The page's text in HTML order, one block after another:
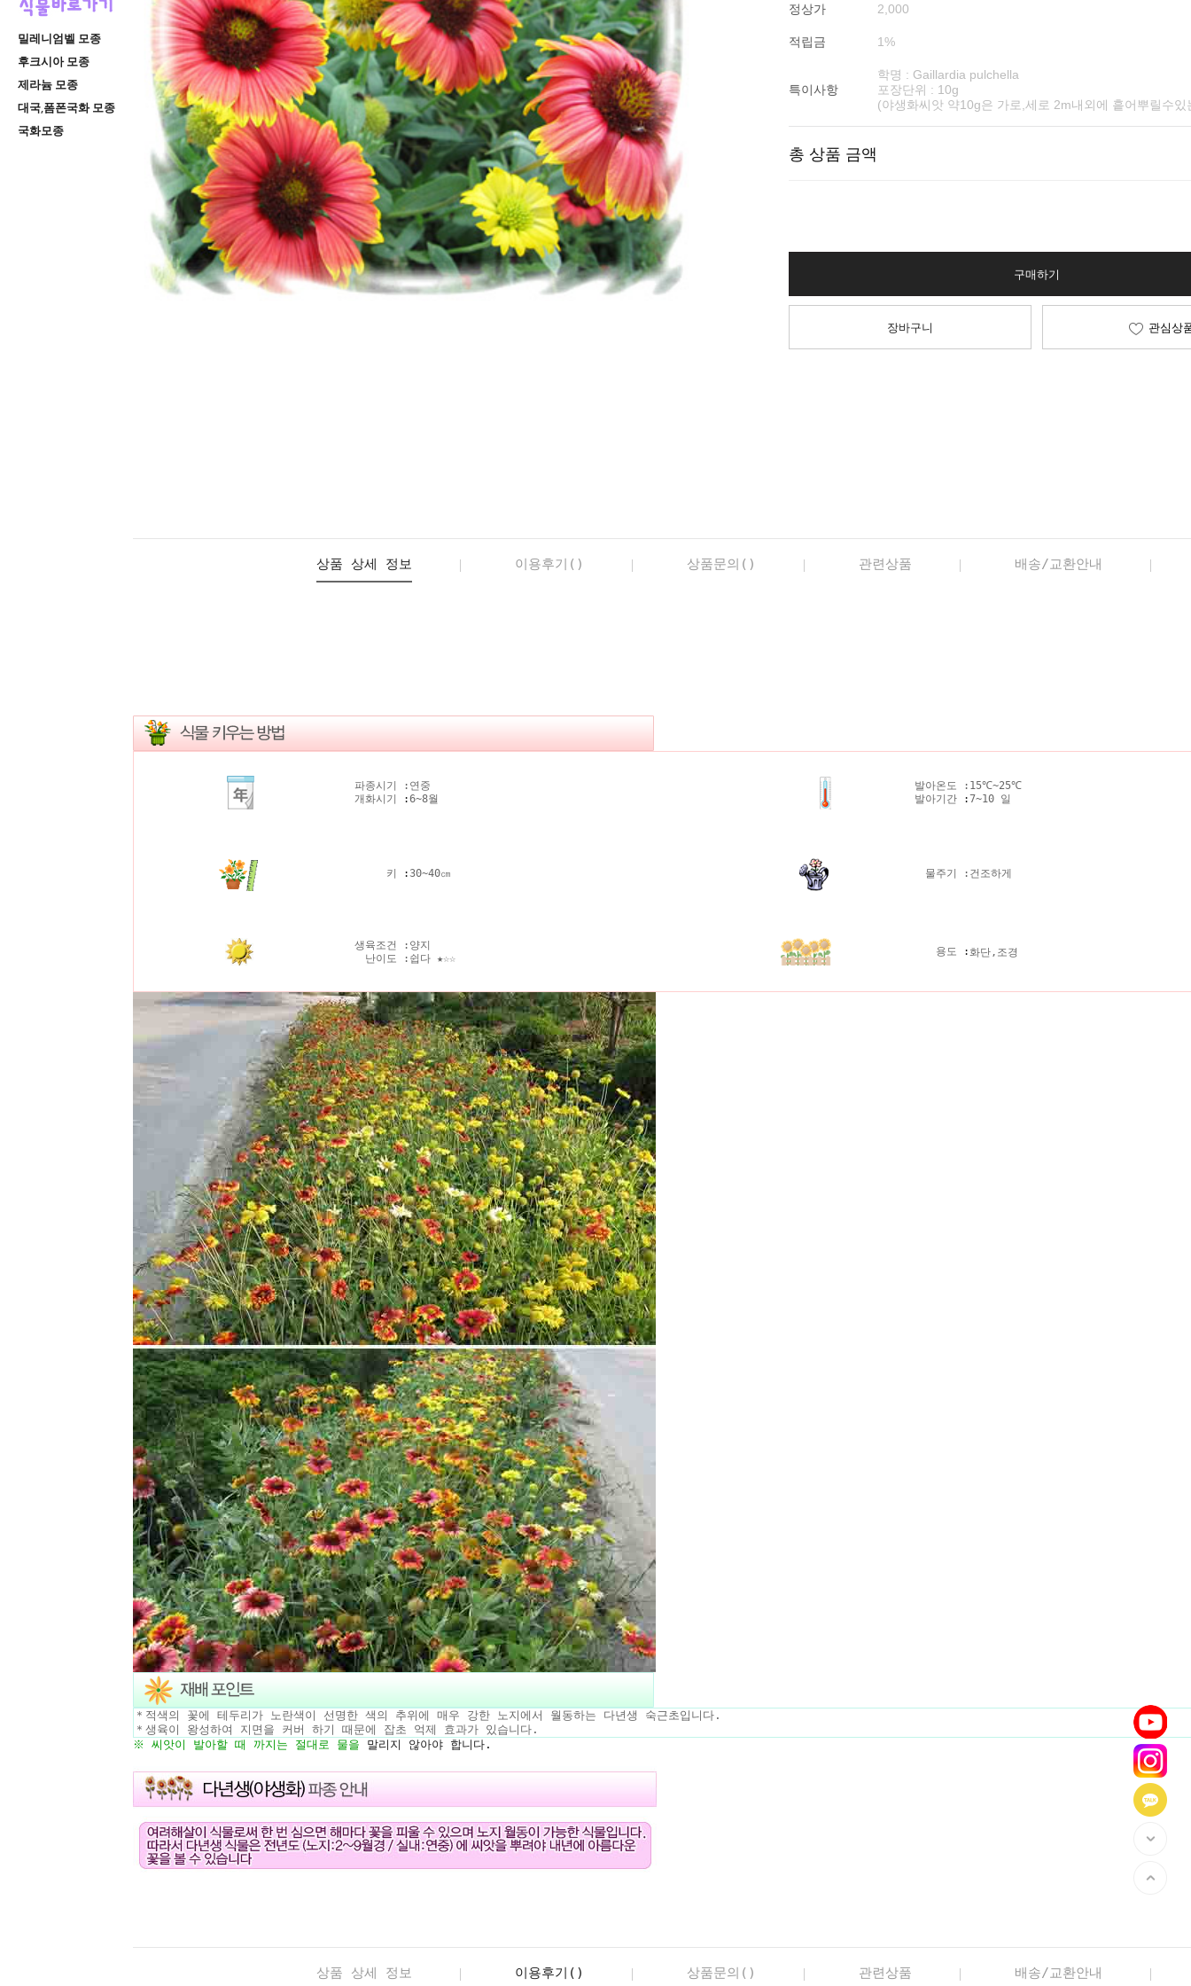
밀레니엄벨 모종
후크시아 모종
제라늄 모종
대국,폼폰국화 모종
국화모종
정상가 2,000
적립금 1%
특이사항
학명 : Gaillardia pulchella
포장단위 : 10g
(야생화씨앗 약10g은 가로,세로 2m내외에 흩어뿌릴수있
총 상품 금액
구매하기
장바구니 관심상
상품 상세 정보 이용후기() 상품문의() 관련상품 배송/교환안내
파종시기 :
개화시기
:
연중
6~8월
발아온도 :
발아기간
:
15℃~25℃
7~10 일
키 :30~40㎝ 물주기 : 건조하게
생육조건 :
난이도 :
양지
쉽다 ★☆☆
용도 :화단,조경
＊적색의 꽃에 테두리가 노란색이 선명한 색의 추위에 매우 강한 노지에서 월동하는 다년생 숙근초입니다.
＊생육이 왕성하여 지면을 커버 하기 때문에 잡초 억제 효과가 있습니다.
※ 씨앗이 발아할 때 까지는 절대로 물을 말리지 않아야 합니다.
상품 상세 정보 이용후기() 상품문의() 관련상품 배송/교환안내